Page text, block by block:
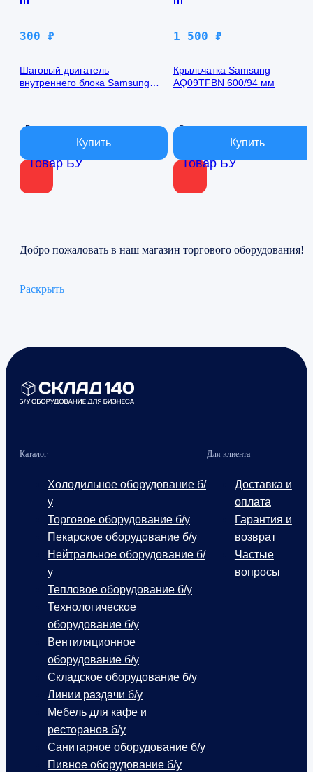
Товар БУ
300 ₽
Шаговый двигатель
внутреннего блока Samsung
В наличии
Товар БУ
1 500 ₽
Крыльчатка Samsung
AQ09TFBN 600/94 мм
В наличии
Добро пожаловать в наш магазин торгового оборудования!
Раскрыть
Каталог
Холодильное оборудование б/
у
Торговое оборудование б/у
Пекарское оборудование б/у
Нейтральное оборудование б/
у
Тепловое оборудование б/у
Технологическое
оборудование б/у
Вентиляционное
оборудование б/у
Складское оборудование б/у
Линии раздачи б/у
Мебель для кафе и
ресторанов б/у
Санитарное оборудование б/у
Пивное оборудование б/у
Для клиента
Доставка и
оплата
Гарантия и
возврат
Частые
вопросы